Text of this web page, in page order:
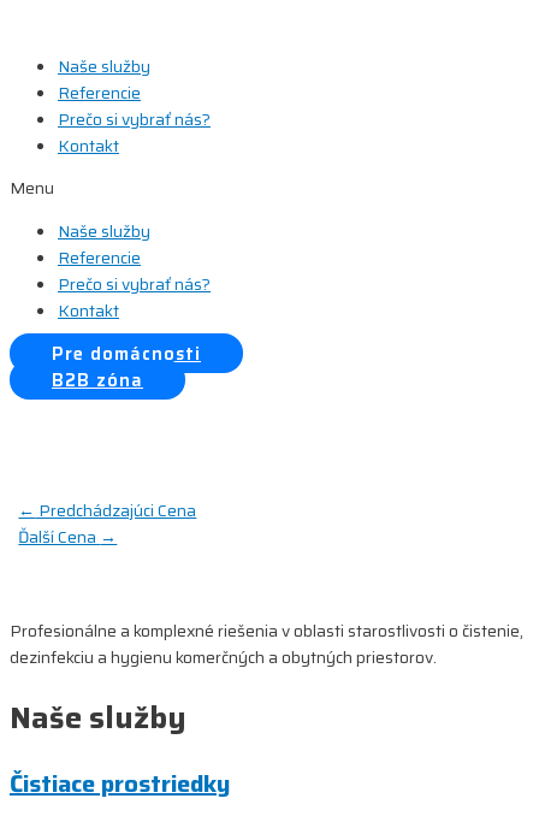
obsah Naše služby
Referencie
Prečo si vybrať nás?
Kontakt
Menu
Naše služby
Referencie
Prečo si vybrať nás?
Kontakt
Pre domácnosti
B2B zóna
Navigácia
← Predchádzajúci Cena
Ďalší Cena →
Profesionálne a komplexné riešenia v oblasti starostlivosti o čistenie,
dezinfekciu a hygienu komerčných a obytných priestorov.
Naše služby
Čistiace prostriedky